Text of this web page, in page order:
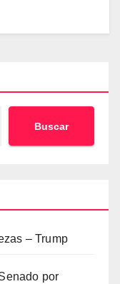
Buscar
– Trump
por